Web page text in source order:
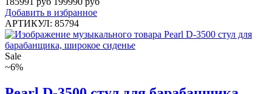
Добавить в избранное
АРТИКУЛ: 85794
Sale
~6%